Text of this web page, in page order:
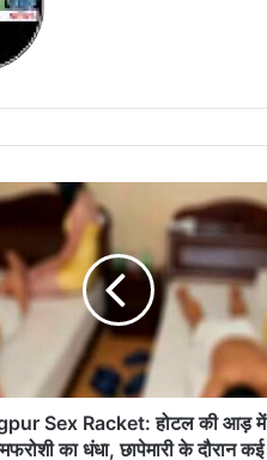
Sex Racket: होटल की आड़ में
का धंधा, छापेमारी के दौरान कई